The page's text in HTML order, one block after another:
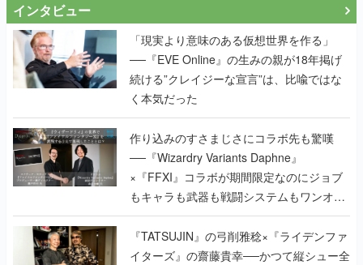
インタビュー
「現実より意味のある仮想世界を作る」
──『EVE Online』の生みの親が18年掲げ
続ける”クレイジーな宣言”は、比喩ではな
く本気だった
作り込みのすさまじさにコラボ先も驚嘆
──『Wizardry Variants Daphne』
×『FFXI』コラボが期間限定なのにジョブ
もキャラも武器も戦闘システムもワンオフ
で作り込まれた理由を両ディレクターに聞
く
『TATSUJIN』の弓削雅稔×『ライデンファ
イターズ』の齋藤貴幸──かつて縦シュー全